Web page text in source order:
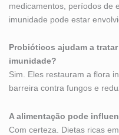
medicamentos, períodos de
imunidade pode estar
Probióticos ajudam a
imunidade?
Sim. Eles restauram a flora
barreira contra fungos e
A alimentação pode
Com certeza. Dietas ricas